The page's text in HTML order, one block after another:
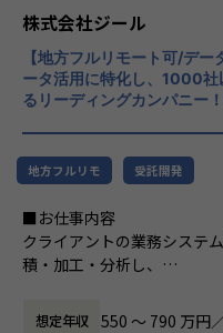
【募集背景】
ジールの成長拡大、そして
用になります。働く地域を
りつつ、大手企業のデータ
【業務の変更の範囲】
適正に応じて、会社の指示
ズに応える
ナルサービ
掲げておりま
力、深い経験
な分析力をハ
供することで
ることを私た
造」を掲げて
員全員が燃え
展する企業で
株式会社ジール
【地方フルリモート可/デ
ータ活用に特化し、1000
るリーディングカンパニー！
地方フルリモ 受託開発
■お仕事内容
クライアントの業務システ
積・加工・分析し、
含むデータプラットフォー
想定年収 550 〜 790 万円